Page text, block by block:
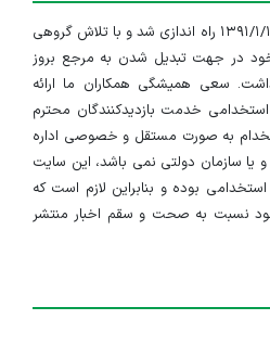
سایت ایران استخدام در تاریخ ۱۳۹۱/۱/۱۰ راه اندازی شد و با تلاش گروهی
خود در جهت تبدیل شدن به مرجع بروز
سعی همیشگی همکاران ما ارائه
خدمت بازدیدکنندگان محترم
به صورت مستقل و خصوصی اداره
یا سازمان دولتی نمی باشد، این سایت
بوده و بنابراین لازم است که
نسبت به صحت و سقم اخبار منتشر